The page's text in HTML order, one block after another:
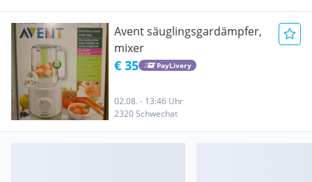
Avent säuglingsgardämpfer,
mixer
€ 35 PayLivery
02.08. - 13:46 Uhr
2320 Schwechat